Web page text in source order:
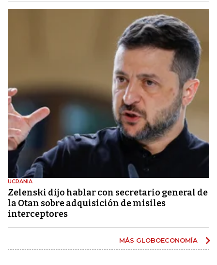
UCRANIA
Zelenski dijo hablar con secretario general de
la Otan sobre adquisición de misiles
interceptores
MÁS GLOBOECONOMÍA